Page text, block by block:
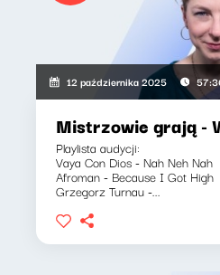
12 października 2025
Mistrzowie grają -
Playlista audycji:
Vaya Con Dios - Nah Neh Nah
Afroman - Because I Got High
Grzegorz Turnau -...